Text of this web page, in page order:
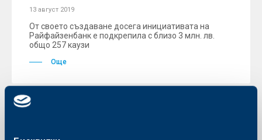
13 август 2019
От своето създаване досега инициативата на
Райфайзенбанк е подкрепила с близо 3 млн. лв.
общо 257 каузи
Още